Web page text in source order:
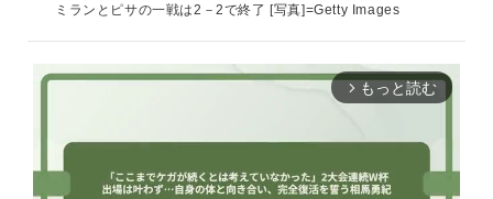
ミランとピサの一戦は2－2で終了 [写真]=Getty Images
arrow_forward_ios もっと読む